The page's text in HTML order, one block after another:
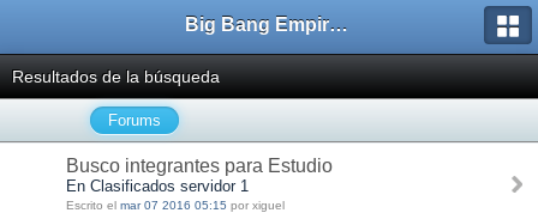
Big Bang Empire - Forum
Resultados de la búsqueda
Forums
Busco integrantes para Estudio
En Clasificados servidor 1
Escrito el mar 07 2016 05:15 por xiguel